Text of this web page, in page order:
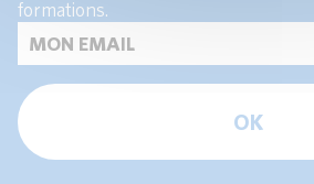
formations.
OK